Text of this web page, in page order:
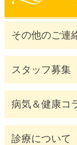
その他のご連
スタッフ募集
病気＆健康コ
診療について